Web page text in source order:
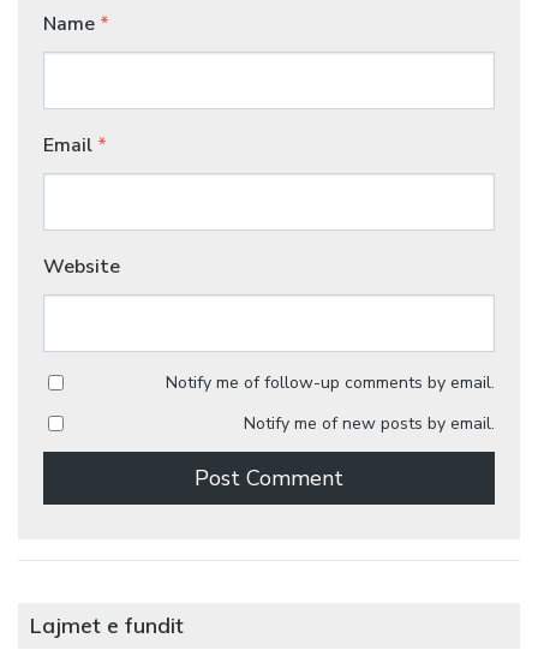
Name *
Email *
Website
Notify me of follow-up comments by email.
Notify me of new posts by email.
Lajmet e fundit